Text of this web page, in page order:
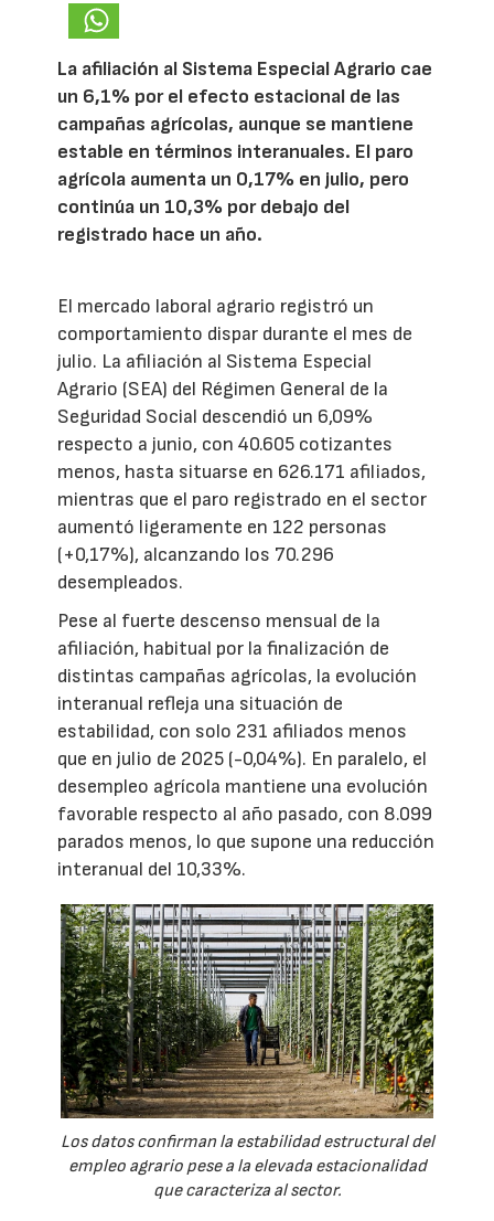
La afiliación al Sistema Especial Agrario cae
un 6,1% por el efecto estacional de las
campañas agrícolas, aunque se mantiene
estable en términos interanuales. El paro
agrícola aumenta un 0,17% en julio, pero
continúa un 10,3% por debajo del
registrado hace un año.
El mercado laboral agrario registró un
comportamiento dispar durante el mes de
julio. La afiliación al Sistema Especial
Agrario (SEA) del Régimen General de la
Seguridad Social descendió un 6,09%
respecto a junio, con 40.605 cotizantes
menos, hasta situarse en 626.171 afiliados,
mientras que el paro registrado en el sector
aumentó ligeramente en 122 personas
(+0,17%), alcanzando los 70.296
desempleados.
Pese al fuerte descenso mensual de la
afiliación, habitual por la finalización de
distintas campañas agrícolas, la evolución
interanual refleja una situación de
estabilidad, con solo 231 afiliados menos
que en julio de 2025 (-0,04%). En paralelo, el
desempleo agrícola mantiene una evolución
favorable respecto al año pasado, con 8.099
parados menos, lo que supone una reducción
interanual del 10,33%.
Los datos confirman la estabilidad estructural del
empleo agrario pese a la elevada estacionalidad
que caracteriza al sector.